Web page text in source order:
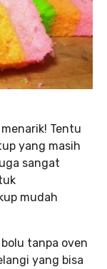
Tentu
yang masih
sangat
mudah
tanpa oven
yang bisa